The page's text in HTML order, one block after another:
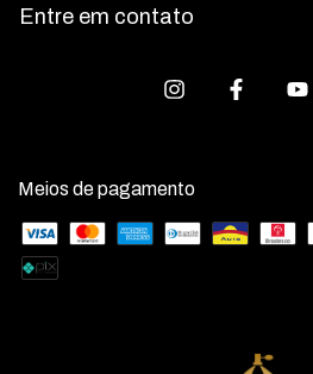
Entre em contato
Meios de pagamento